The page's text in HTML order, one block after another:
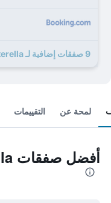
9 صفقات إضافية لـ Logis Hotel L'esterella
لمحة عن التقييمات
أفضل صفقات Logis Hotel L'esterella